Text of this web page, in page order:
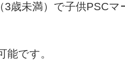
3歳未満）で子供PSCマ
能です。